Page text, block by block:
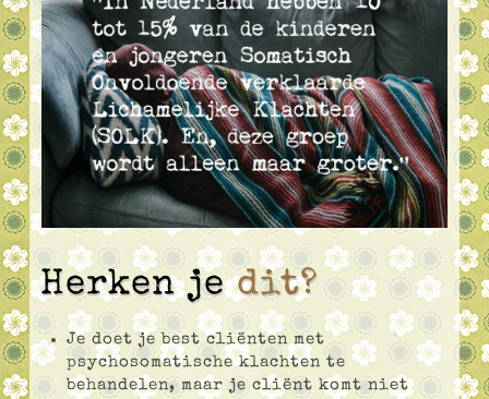
Herken jedit?
Je doet je best cliënten met
psychosomatische klachten te
behandelen, maar je cliënt komt niet